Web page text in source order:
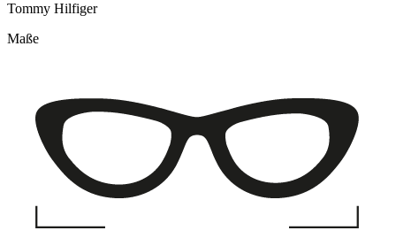
Tommy Hilfiger
Maße